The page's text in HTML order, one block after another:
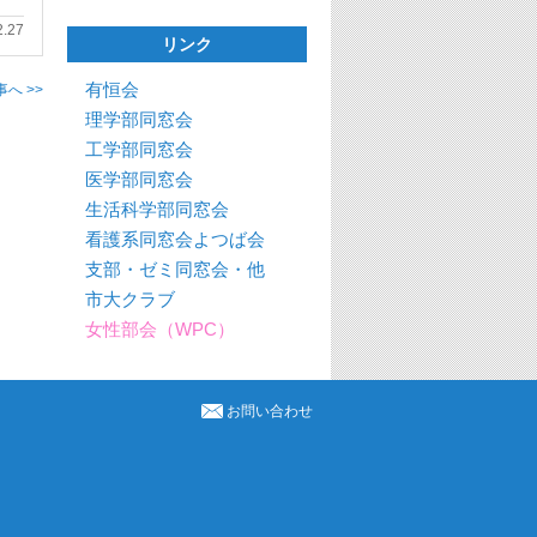
へ >>
リンク
有恒会
理学部同窓会
工学部同窓会
医学部同窓会
生活科学部同窓会
看護系同窓会よつば会
支部・ゼミ同窓会・他
市大クラブ
女性部会（WPC）
お問い合わせ